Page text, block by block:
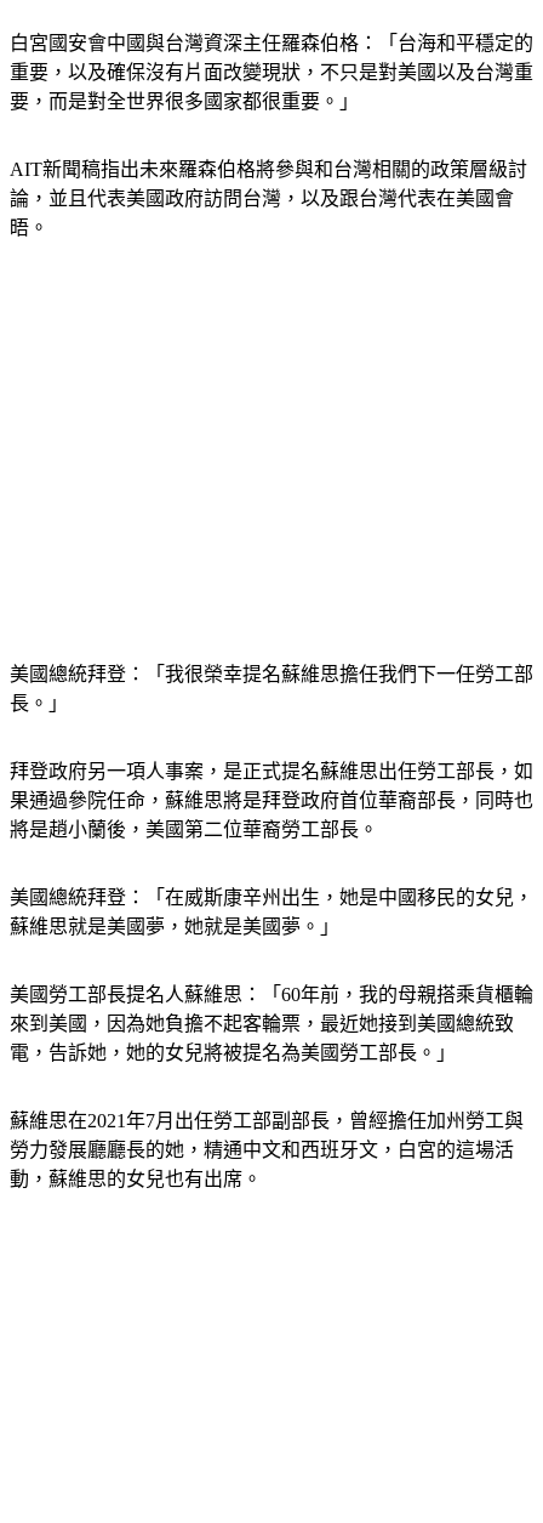
白宮國安會中國與台灣資深主任羅森伯格：「台海和平穩定的
重要，以及確保沒有片面改變現狀，不只是對美國以及台灣重
AIT新聞稿指出未來羅森伯格將參與和台灣相關的政策層級討
論，並且代表美國政府訪問台灣，以及跟台灣代表在美國會
美國總統拜登：「我很榮幸提名蘇維思擔任我們下一任勞工部
拜登政府另一項人事案，是正式提名蘇維思出任勞工部長，如
果通過參院任命，蘇維思將是拜登政府首位華裔部長，同時也
美國總統拜登：「在威斯康辛州出生，她是中國移民的女兒，
美國勞工部長提名人蘇維思：「60年前，我的母親搭乘貨櫃輪
來到美國，因為她負擔不起客輪票，最近她接到美國總統致
蘇維思在2021年7月出任勞工部副部長，曾經擔任加州勞工與
勞力發展廳廳長的她，精通中文和西班牙文，白宮的這場活